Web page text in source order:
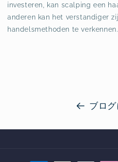
investeren, kan scalping een
anderen kan het verstandiger
handelsmethoden te verkennen.
ブロ